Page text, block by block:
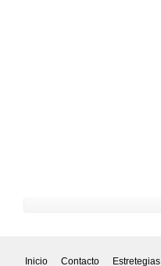
Inicio Contacto Estretegias